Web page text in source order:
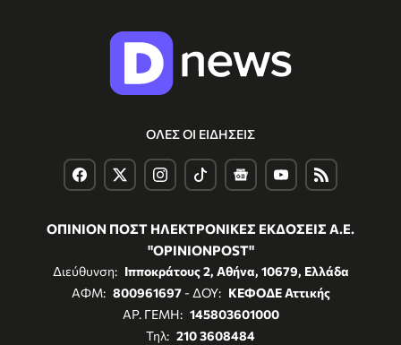
ΟΛΕΣ ΟΙ ΕΙΔΗΣΕΙΣ
ΟΠΙΝΙΟΝ ΠΟΣΤ ΗΛΕΚΤΡΟΝΙΚΕΣ ΕΚΔΟΣΕΙΣ Α.Ε.
"OPINIONPOST"
Διεύθυνση: Ιπποκράτους 2, Αθήνα, 10679, Ελλάδα
ΑΦΜ: 800961697- ΔΟΥ: ΚΕΦΟΔΕ Αττικής
ΑΡ. ΓΕΜΗ: 145803601000
Τηλ: 210 3608484